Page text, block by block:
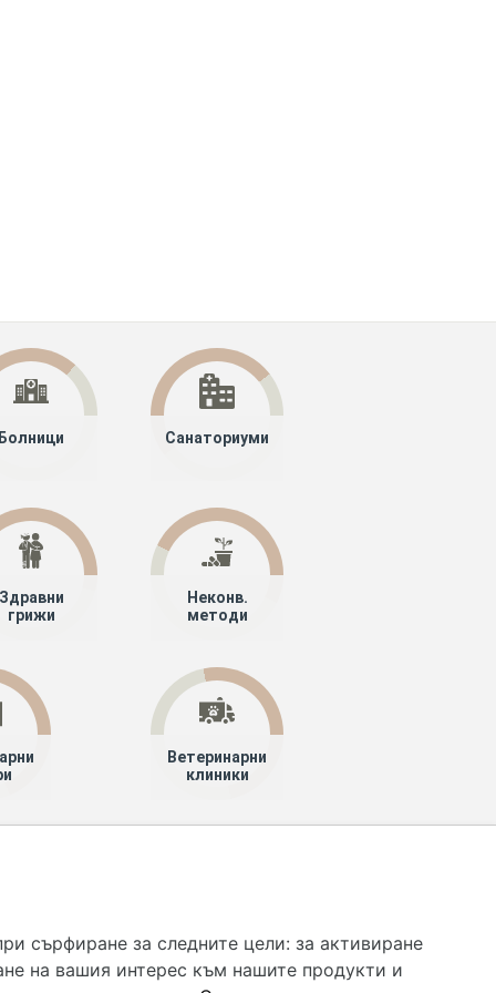
Болници Санаториуми
Здравни
грижи
Неконв.
методи
Ветеринарни
клиники
все че се полагат всички усилия за обновяване и
и самолечението могат да бъдат опасни за
сърфиране за следните цели: за активиране
на вашия интерес към нашите продукти и